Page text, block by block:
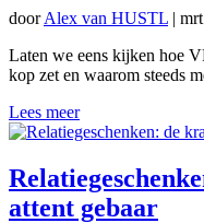
doorAlex van HUSTL |
Laten we eens kijken hoe
kop zet en waarom steeds
Lees meer
attent gebaar